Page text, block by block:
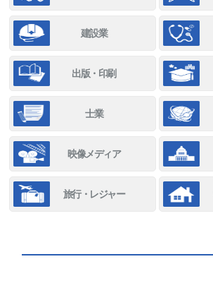
建設業
出版・印刷
士業
映像メディア
旅行・レジャー